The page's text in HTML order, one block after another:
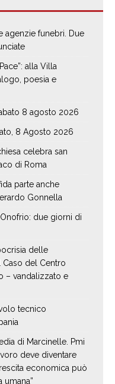
agenzie funebri. Due
alla Villa
poesia e
8 agosto 2026
8 Agosto 2026
celebra san
di Roma
parte anche
Gonnella
due giorni di
delle
Caso del Centro
– vandalizzato e
tecnico
di Marcinelle. Pmi
deve diventare
economica può
umana”